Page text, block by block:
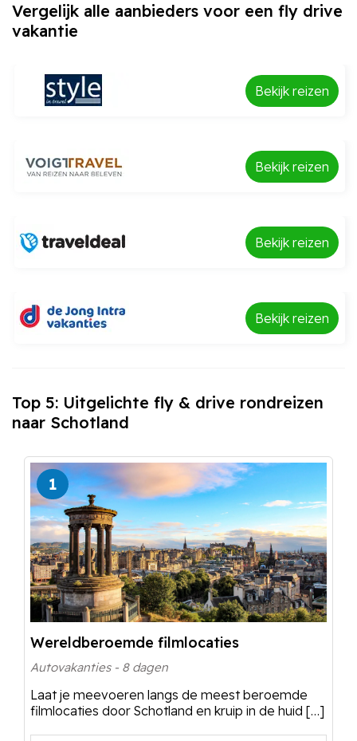
Vergelijk alle aanbieders voor een fly drive
vakantie
Bekijk reizen
Bekijk reizen
Bekijk reizen
Bekijk reizen
Top 5: Uitgelichte fly & drive rondreizen
naar Schotland
1
Wereldberoemde filmlocaties
Autovakanties - 8 dagen
Laat je meevoeren langs de meest beroemde
filmlocaties door Schotland en kruip in de huid […]